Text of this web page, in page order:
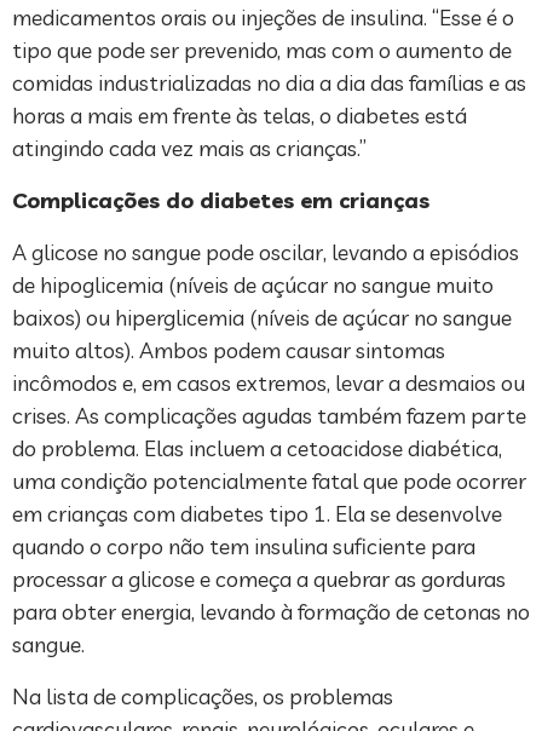
medicamentos orais ou injeções de insulina. “Esse é o
tipo que pode ser prevenido, mas com o aumento de
comidas industrializadas no dia a dia das famílias e as
horas a mais em frente às telas, o diabetes está
atingindo cada vez mais as crianças.”
Complicações do diabetes em crianças
A glicose no sangue pode oscilar, levando a episódios
de hipoglicemia (níveis de açúcar no sangue muito
baixos) ou hiperglicemia (níveis de açúcar no sangue
muito altos). Ambos podem causar sintomas
incômodos e, em casos extremos, levar a desmaios ou
crises. As complicações agudas também fazem parte
do problema. Elas incluem a cetoacidose diabética,
uma condição potencialmente fatal que pode ocorrer
em crianças com diabetes tipo 1. Ela se desenvolve
quando o corpo não tem insulina suficiente para
processar a glicose e começa a quebrar as gorduras
para obter energia, levando à formação de cetonas no
sangue.
Na lista de complicações, os problemas